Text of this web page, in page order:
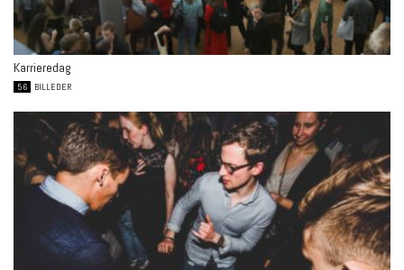
Karrieredag
56 BILLEDER